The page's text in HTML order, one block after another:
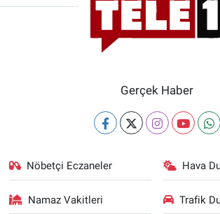
Gerçek Haber
Nöbetçi Eczaneler Hava
Namaz Vakitleri Trafik